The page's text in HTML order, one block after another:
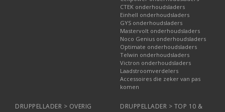
CTEK onderhoudsladers
Einhell onderhoudsladers
GYS onderhoudsladers
Mastervolt onderhoudsladers
Noco Genius onderhoudsladers
Optimate onderhoudsladers
Telwin onderhoudsladers
Victron onderhoudsladers
Laadstroomverdelers
Accessoires die zeker van pas
komen
DRUPPELLADER > OVERIG
DRUPPELLADER > TOP 10 &